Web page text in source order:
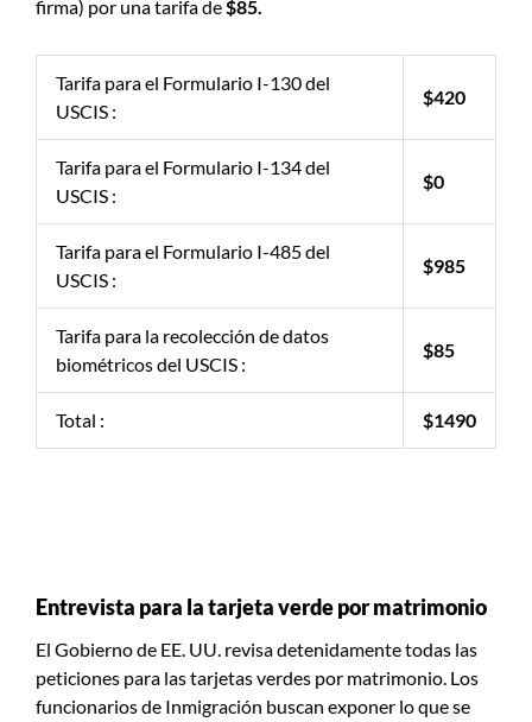
firma) por una tarifa de$85.
Tarifa para el Formulario I-130 del
USCIS :
$420
Tarifa para el Formulario I-134 del
USCIS :
$0
Tarifa para el Formulario I-485 del
USCIS :
$985
Tarifa para la recolección de datos
biométricos del USCIS :
$85
Total : $1490
Entrevista para la tarjeta verde por matrimonio
El Gobierno de EE. UU. revisa detenidamente todas las
peticiones para las tarjetas verdes por matrimonio. Los
funcionarios de Inmigración buscan exponer lo que se